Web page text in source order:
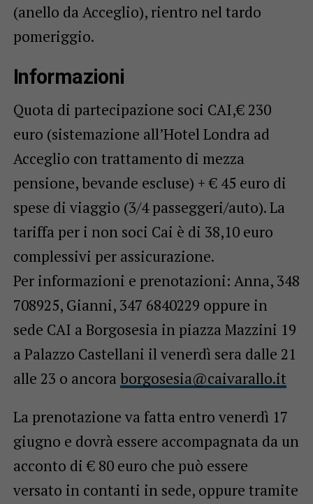
(anello da Acceglio), rientro nel tardo
pomeriggio.
Informazioni
Quota di partecipazione soci CAI,€ 230
euro (sistemazione all’Hotel Londra ad
Acceglio con trattamento di mezza
pensione, bevande escluse) + € 45 euro di
spese di viaggio (3/4 passeggeri/auto). La
tariffa per i non soci Cai è di 38,10 euro
complessivi per assicurazione.
Per informazioni e prenotazioni: Anna, 348
708925, Gianni, 347 6840229 oppure in
sede CAI a Borgosesia in piazza Mazzini 19
a Palazzo Castellani il venerdì sera dalle 21
alle 23 o ancora borgosesia@caivarallo.it
La prenotazione va fatta entro venerdì 17
giugno e dovrà essere accompagnata da un
acconto di € 80 euro che può essere
versato in contanti in sede, oppure tramite